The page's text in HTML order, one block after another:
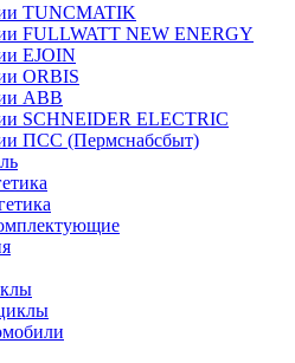
TUNCMATIK
FULLWATT NEW ENERGY
EJOIN
ORBIS
ABB
SCHNEIDER ELECTRIC
ПСС (Пермснабсбыт)